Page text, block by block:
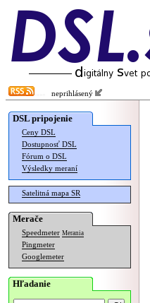
neprihlásený
DSL pripojenie
Ceny DSL
Dostupnosť DSL
Fórum o DSL
Výsledky meraní
Satelitná mapa SR
Merače
Speedmeter Merania
Pingmeter
Googlemeter
Hľadanie